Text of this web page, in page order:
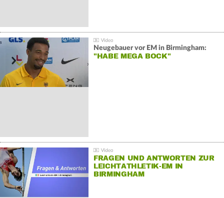
Neugebauer vor EM in Birmingham:
"HABE MEGA BOCK"
FRAGEN UND ANTWORTEN ZUR
LEICHTATHLETIK-EM IN
BIRMINGHAM